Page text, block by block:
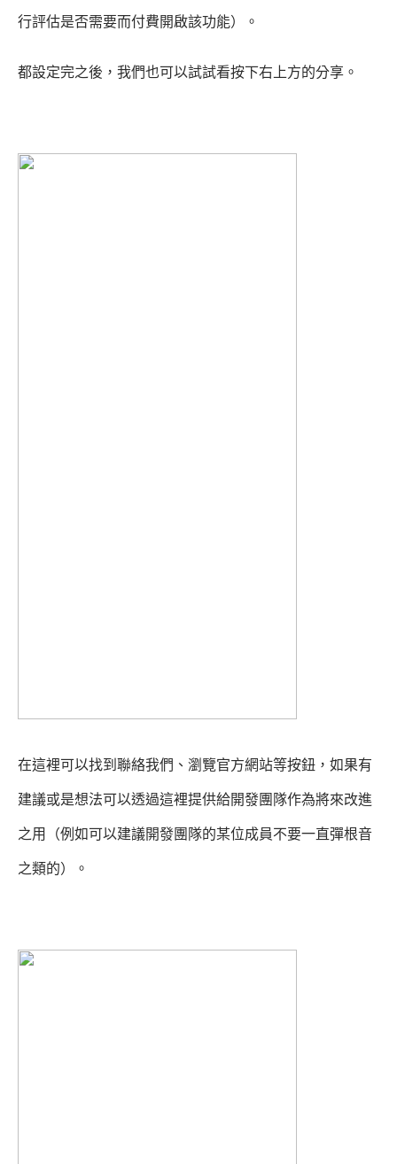
行評估是否需要而付費開啟該功能）。
都設定完之後，我們也可以試試看按下右上方的分享。
在這裡可以找到聯絡我們、瀏覽官方網站等按鈕，如果有
建議或是想法可以透過這裡提供給開發團隊作為將來改進
之用（例如可以建議開發團隊的某位成員不要一直彈根音
之類的）。